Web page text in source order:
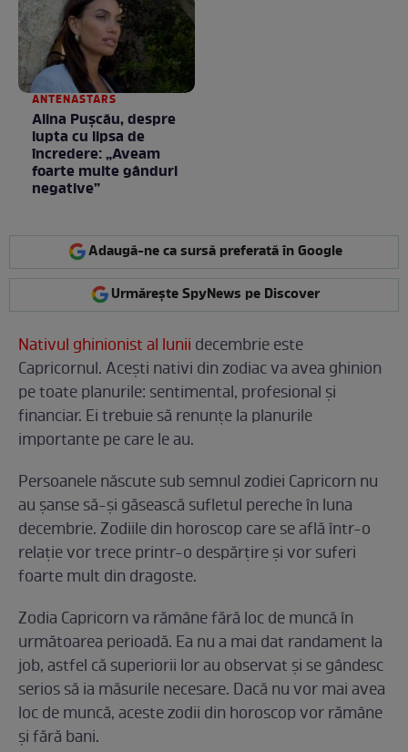
ANTENASTARS
Alina Pușcău, despre
lupta cu lipsa de
încredere: „Aveam
foarte multe gânduri
negative”
Adaugă-ne ca sursă preferată în Google
Urmărește SpyNews pe Discover
Nativul ghinionist al lunii decembrie este
Capricornul. Acești nativi din zodiac va avea ghinion
pe toate planurile: sentimental, profesional și
financiar. Ei trebuie să renunțe la planurile
importante pe care le au.
Persoanele născute sub semnul zodiei Capricorn nu
au șanse să-și găsească sufletul pereche în luna
decembrie. Zodiile din horoscop care se află într-o
relație vor trece printr-o despărțire și vor suferi
foarte mult din dragoste.
Zodia Capricorn va rămâne fără loc de muncă în
următoarea perioadă. Ea nu a mai dat randament la
job, astfel că superiorii lor au observat și se gândesc
serios să ia măsurile necesare. Dacă nu vor mai avea
loc de muncă, aceste zodii din horoscop vor rămâne
și fără bani.